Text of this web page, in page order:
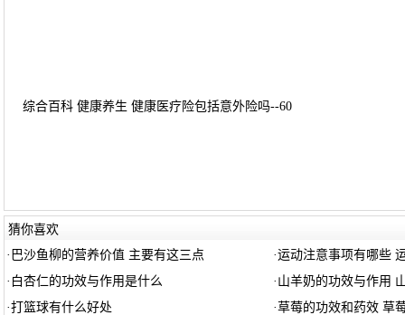
综合百科 健康养生 健康医疗险包括意外险吗--60
猜你喜欢
· 巴沙鱼柳的营养价值 主要有这三点 ·运动注意事项有哪些
· 白杏仁的功效与作用是什么 · 山羊奶的功效与作用
·打篮球有什么好处 ·草莓的功效和药效 草